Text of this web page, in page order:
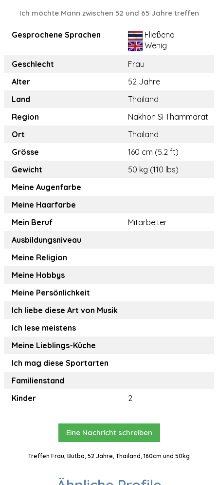
Ich möchte Mann zwischen 52 und 65 Jahre treffen
Gesprochene Sprachen
Fließend
Wenig
Geschlecht
Frau
Alter
52 Jahre
Land
Thailand
Region
Nakhon Si Thammarat
Ort
Thailand
Grösse
160 cm (5.2 ft)
Gewicht
50 kg (110 lbs)
Meine Augenfarbe
Meine Haarfarbe
Mein Beruf
Mitarbeiter
Ausbildungsniveau
Meine Religion
Meine Hobbys
Meine Persönlichkeit
Ich liebe diese Art von Musik
Ich lese meistens
Meine Lieblings-Küche
Ich mag diese Sportarten
Familienstand
Kinder
2
Eine Nachricht schreiben
Treffen Frau, Butba, 52 Jahre, Thailand, 160cm und 50kg